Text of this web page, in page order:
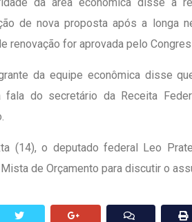
de nova proposta após a longa
renovação for aprovada pelo
da equipe econômica disse
fala do secretário da Receita
(14), o deputado federal Leo
de Orçamento para discutir o